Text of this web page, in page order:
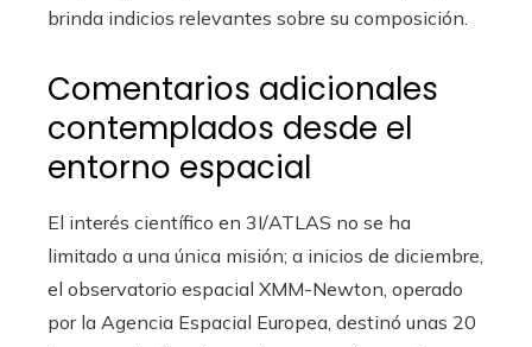
brinda indicios relevantes sobre su composición.
Comentarios adicionales
contemplados desde el
entorno espacial
El interés científico en 3I/ATLAS no se ha
limitado a una única misión; a inicios de diciembre,
el observatorio espacial XMM-Newton, operado
por la Agencia Espacial Europea, destinó unas 20